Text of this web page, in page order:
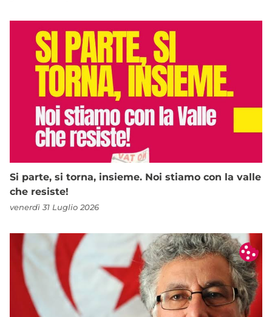
Si parte, si torna, insieme. Noi stiamo con la valle
che resiste!
venerdì 31 Luglio 2026